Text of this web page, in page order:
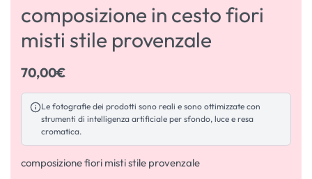
composizione in cesto fiori
misti stile provenzale
70,00€
Le fotografie dei prodotti sono reali e sono ottimizzate con
strumenti di intelligenza artificiale per sfondo, luce e resa
cromatica.
composizione fiori misti stile provenzale